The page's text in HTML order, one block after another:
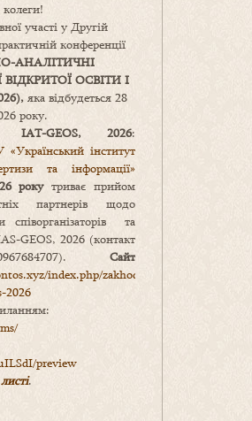
участі у Другій
конференції
АНАЛІТИЧНІ
ОСВІТИ І
яка відбудеться 28
року.
IAT-GEOS, 2026:
інститут
та інформації»
рокутриває прийом
партнерів щодо
та
GEOS, 2026 (контакт
Сайт
index.php/zakhody-
2026
preview
.